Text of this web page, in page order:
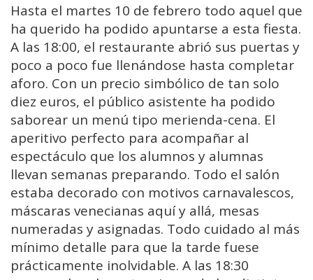
Hasta el martes 10 de febrero todo aquel que
ha querido ha podido apuntarse a esta fiesta.
A las 18:00, el restaurante abrió sus puertas y
poco a poco fue llenándose hasta completar
aforo. Con un precio simbólico de tan solo
diez euros, el público asistente ha podido
saborear un menú tipo merienda-cena. El
aperitivo perfecto para acompañar al
espectáculo que los alumnos y alumnas
llevan semanas preparando. Todo el salón
estaba decorado con motivos carnavalescos,
máscaras venecianas aquí y allá, mesas
numeradas y asignadas. Todo cuidado al más
mínimo detalle para que la tarde fuese
prácticamente inolvidable. A las 18:30